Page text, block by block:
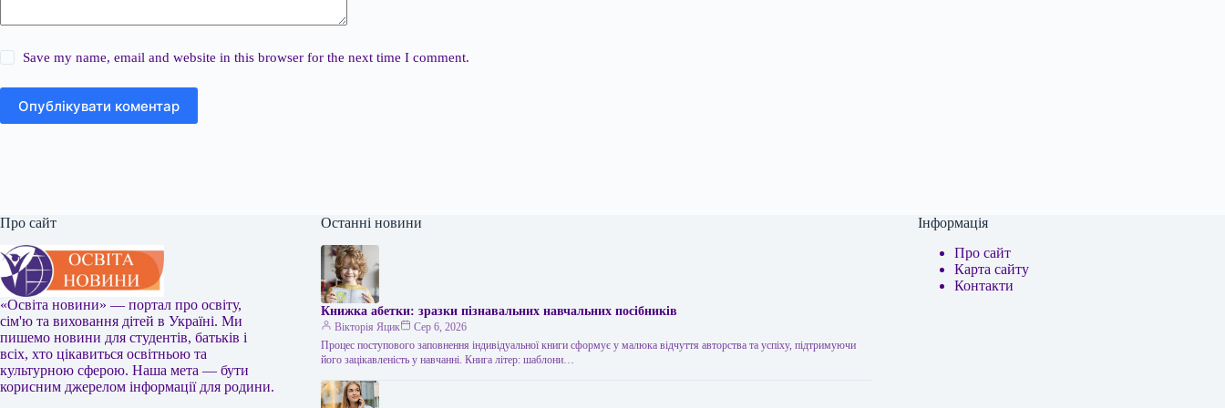
Save my name, email and website in this browser for the next time I comment.
Опублікувати коментар
Про сайт
«Освіта новини» — портал про освіту,
сім'ю та виховання дітей в Україні. Ми
пишемо новини для студентів, батьків і
всіх, хто цікавиться освітньою та
культурною сферою. Наша мета — бути
корисним джерелом інформації для родини.
Останні новини
Книжка абетки: зразки пізнавальних навчальних посібників
Вікторія Яцик
Сер 6, 2026
Процес поступового заповнення індивідуальної книги сформує у малюка відчуття авторства та успіху, підтримуючи
його зацікавленість у навчанні. Книга літер: шаблони…
Інформація
Про сайт
Карта сайту
Контакти